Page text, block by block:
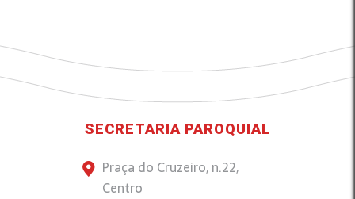
SECRETARIA PAROQUIAL
Praça do Cruzeiro, n.22,
Centro